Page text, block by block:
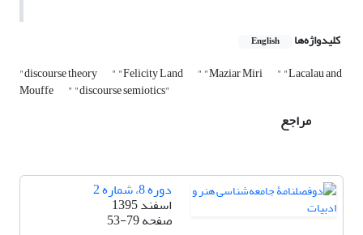
کلیدواژه‌ها English
"discourse theory " "Felicity Land " "Maziar Miri " "Lacalau and
Mouffe " "discourse semiotics"
مراجع
دوره 8، شماره 2
اسفند 1395
صفحه53-79